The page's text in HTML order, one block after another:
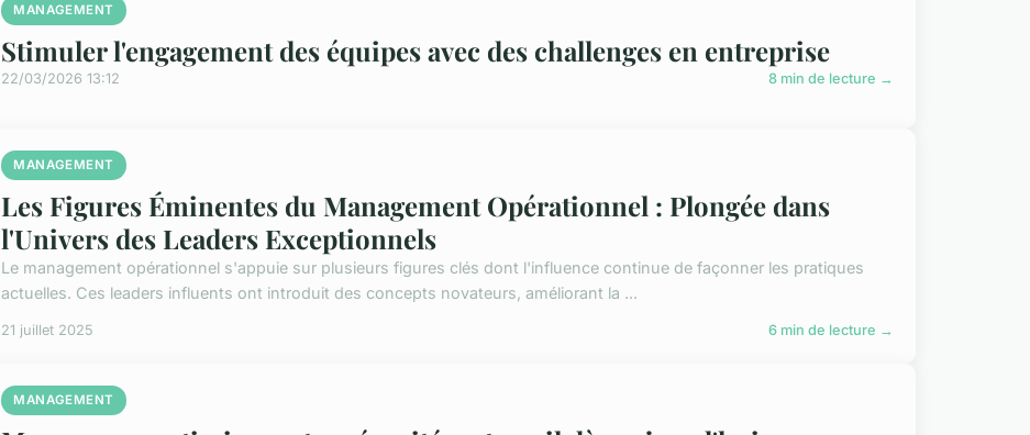
MANAGEMENT
Stimuler l'engagement des équipes avec des challenges en entreprise
22/03/2026 13:12 8 min de lecture →
MANAGEMENT
Les Figures Éminentes du Management Opérationnel : Plongée dans
l'Univers des Leaders Exceptionnels
Le management opérationnel s'appuie sur plusieurs figures clés dont l'influence continue de façonner les pratiques
actuelles. Ces leaders influents ont introduit des concepts novateurs, améliorant la ...
21 juillet 2025 6 min de lecture →
MANAGEMENT